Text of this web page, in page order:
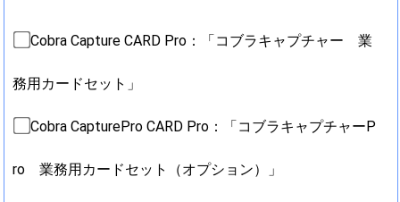
Cobra Capture CARD Pro：「コブラキャプチャー 業
務用カードセット」
Cobra CapturePro CARD Pro：「コブラキャプチャーP
ro 業務用カードセット（オプション）」